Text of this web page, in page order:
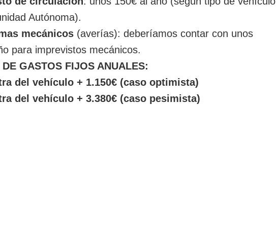
Autónoma).
mecánicos (averías): deberíamos contar con unos
para imprevistos mecánicos.
GASTOS FIJOS ANUALES:
del vehículo + 1.150€ (caso optimista)
del vehículo + 3.380€ (caso pesimista)